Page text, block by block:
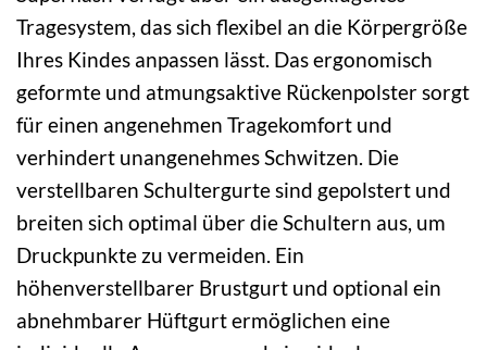
Tragesystem, das sich flexibel an die Körpergröße
Ihres Kindes anpassen lässt. Das ergonomisch
geformte und atmungsaktive Rückenpolster sorgt
für einen angenehmen Tragekomfort und
verhindert unangenehmes Schwitzen. Die
verstellbaren Schultergurte sind gepolstert und
breiten sich optimal über die Schultern aus, um
Druckpunkte zu vermeiden. Ein
höhenverstellbarer Brustgurt und optional ein
abnehmbarer Hüftgurt ermöglichen eine